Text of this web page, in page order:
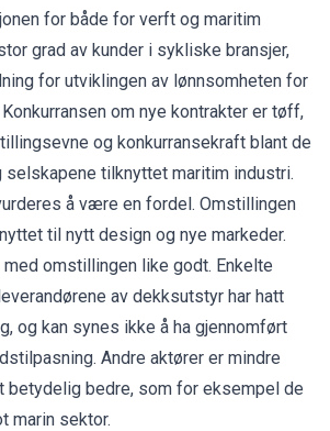
for både for verft og maritim
grad av kunder i sykliske bransjer,
for utviklingen av lønnsomheten for
om nye kontrakter er tøff,
og konkurransekraft blant de
tilknyttet maritim industri.
å være en fordel. Omstillingen
til nytt design og nye markeder.
omstillingen like godt. Enkelte
av dekksutstyr har hatt
og kan synes ikke å ha gjennomført
Andre aktører er mindre
betydelig bedre, som for eksempel de
marin sektor.